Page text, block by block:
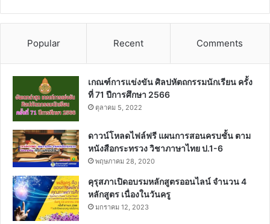
Popular Recent Comments
เกณฑ์การแข่งขัน ศิลปหัตถกรรมนักเรียน ครั้ง
ที่ 71 ปีการศึกษา 2566
ตุลาคม 5, 2022
ดาวน์โหลดไฟล์ฟรี แผนการสอนครบชั้น ตาม
หนังสือกระทรวง วิชาภาษาไทย ป.1-6
พฤษภาคม 28, 2020
คุรุสภาเปิดอบรมหลักสูตรออนไลน์ จำนวน 4
หลักสูตร เนื่องในวันครู
มกราคม 12, 2023